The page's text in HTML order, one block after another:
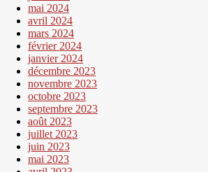
mai 2024
avril 2024
mars 2024
février 2024
janvier 2024
décembre 2023
novembre 2023
octobre 2023
septembre 2023
août 2023
juillet 2023
juin 2023
mai 2023